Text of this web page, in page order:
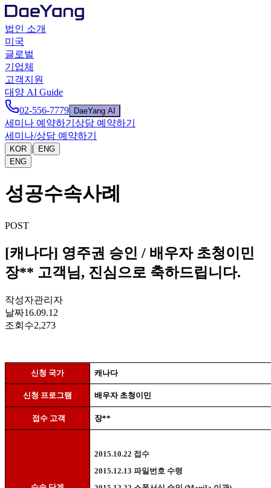
법인 소개
미국
글로벌
기업체
고객지원
대양 AI Guide
02-556-7779
DaeYang AI
세미나 예약하기 상담 예약하기
세미나/상담 예약하기
KOR |
ENG
ENG
성공수속사례
POST
[캐나다] 영주권 승인 / 배우자 초청이민
장** 고객님, 진심으로 축하드립니다.
작성자관리자
날짜16.09.12
조회수2,273
신청 국가 캐나다
신청 프로그램 배우자 초청이민
접수 고객 장**
2015.10.22 접수
2015.12.13파일번호 수령